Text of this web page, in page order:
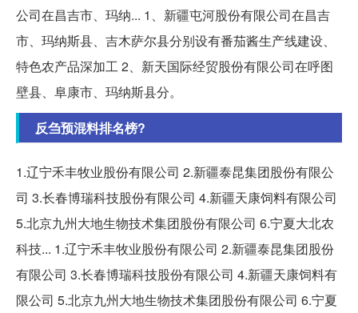
公司在昌吉市、玛纳... 1、新疆屯河股份有限公司在昌吉
市、玛纳斯县、吉木萨尔县分别设有番茄酱生产线建设、
特色农产品深加工 2、新天国际经贸股份有限公司在呼图
壁县、阜康市、玛纳斯县分。
反刍预混料排名榜?
1.辽宁禾丰牧业股份有限公司 2.新疆泰昆集团股份有限公
司 3.长春博瑞科技股份有限公司 4.新疆天康饲料有限公司
5.北京九州大地生物技术集团股份有限公司 6.宁夏大北农
科技... 1.辽宁禾丰牧业股份有限公司 2.新疆泰昆集团股份
有限公司 3.长春博瑞科技股份有限公司 4.新疆天康饲料有
限公司 5.北京九州大地生物技术集团股份有限公司 6.宁夏